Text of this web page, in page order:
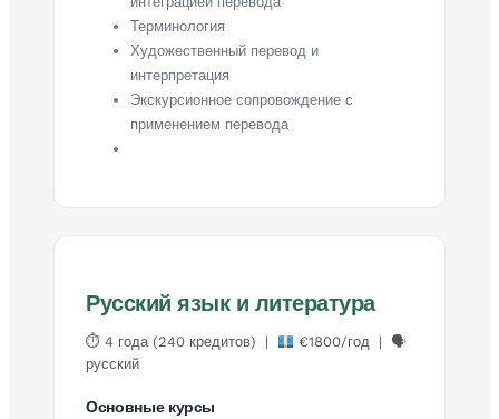
Терминология
Художественный перевод и
интерпретация
Экскурсионное сопровождение с
применением перевода
Русский язык и литература
⏱ 4 года (240 кредитов) |
€1800/год | 🗣
русский
Основные курсы